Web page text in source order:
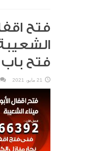
فتح
فتح
21 مايو، 2021